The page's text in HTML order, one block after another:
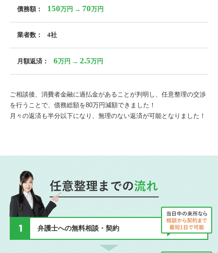
債務額： 150万円 → 70万円
業者数： 4社
月額返済： 6万円 → 2.5万円
ご相談後、消費者金融に過払金があることが判明し、任意整理の交渉
を行うことで、債務総額を80万円減額できました！
月々の返済も半分以下になり、無理のない返済が可能となりました！
弁護士への無料相談・契約